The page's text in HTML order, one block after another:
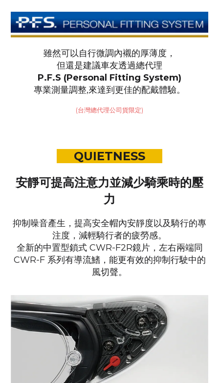
雖然可以自行微調內襯的厚薄度，
但還是建議車友透過總代理
P.F.S (Personal Fitting System)
專業測量調整,來達到更佳的配戴體驗。
(台灣總代理公司貨限定)
QUIETNESS
安靜可提高注意力並減少騎乘時的壓
力
抑制噪音產生，提高安全帽內安靜度以及騎行的專
注度，減輕騎行者的疲勞感。
全新的中置型鎖式 CWR-F2R鏡片，左右兩端同
CWR-F 系列有導流鰭，能更有效的抑制行駛中的
風切聲。